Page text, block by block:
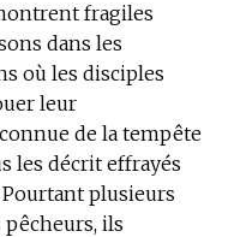
fragiles
dans les
où les disciples
leur
de la tempête
les décrit effrayés
plusieurs
pêcheurs, ils